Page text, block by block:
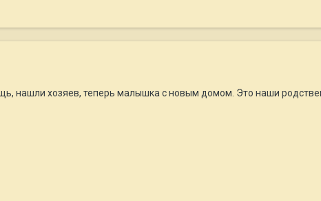
нашли хозяев, теперь малышка с новым домом. Это наши